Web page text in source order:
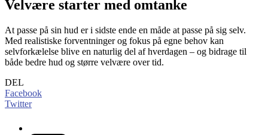
Velvære starter med omtanke
At passe på sin hud er i sidste ende en måde at passe på sig selv.
Med realistiske forventninger og fokus på egne behov kan
selvforkælelse blive en naturlig del af hverdagen – og bidrage til
både bedre hud og større velvære over tid.
DEL
Facebook
Twitter